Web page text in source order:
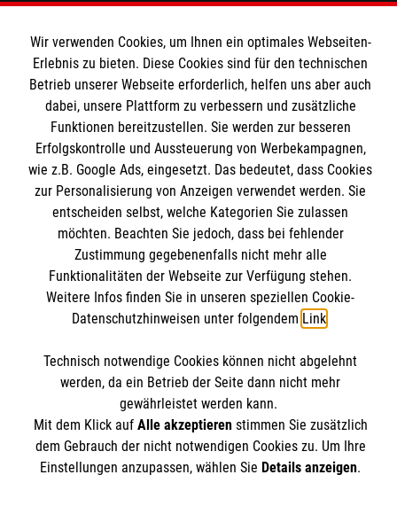
Angebote und Leistungen
Unsere Kurse
Mitarbeiten
Wir Malteser
Informationen
Kontakt
Pressestelle
Impressum
Datenschutz
Malteser online
Malteserorden
Malteser Jugend
Malteser International
Sharepoint
Spendenkonto
Empfänger: Malteser Hilfsdienst e.V.
BIC: GENODED 1PA7
Soziale Netzwerke
Der Malteser Hilfsdienst e.V. ist als eingetragene
gemeinnützige Organisation von der Körperschaft- und
Wir verwenden Cookies, um Ihnen ein optimales Webseiten-
Erlebnis zu bieten. Diese Cookies sind für den technischen
Betrieb unserer Webseite erforderlich, helfen uns aber auch
dabei, unsere Plattform zu verbessern und zusätzliche
Funktionen bereitzustellen. Sie werden zur besseren
Erfolgskontrolle und Aussteuerung von Werbekampagnen,
wie z.B. Google Ads, eingesetzt. Das bedeutet, dass Cookies
zur Personalisierung von Anzeigen verwendet werden. Sie
entscheiden selbst, welche Kategorien Sie zulassen
möchten. Beachten Sie jedoch, dass bei fehlender
Zustimmung gegebenenfalls nicht mehr alle
Funktionalitäten der Webseite zur Verfügung stehen.
Weitere Infos finden Sie in unseren speziellen Cookie-
Datenschutzhinweisen unter folgendem Link.
Technisch notwendige Cookies können nicht abgelehnt
werden, da ein Betrieb der Seite dann nicht mehr
gewährleistet werden kann.
Mit dem Klick auf Alle akzeptierenstimmen Sie zusätzlich
dem Gebrauch der nicht notwendigen Cookies zu. Um Ihre
Einstellungen anzupassen, wählen Sie Details anzeigen.